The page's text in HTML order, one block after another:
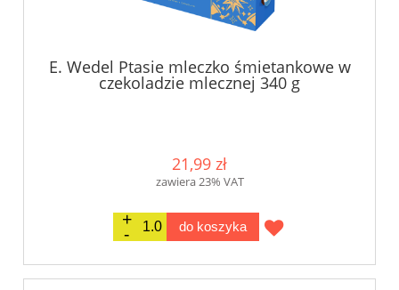
E. Wedel Ptasie mleczko śmietankowe w
czekoladzie mlecznej 340 g
21,99 zł
zawiera 23% VAT
do koszyka